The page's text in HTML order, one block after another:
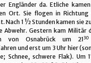
Engländer da. Etliche
Ort. Sie flogen in
Nach 1 ½ Stunden kamen sie
Abwehr. Gestern kam Militär
von Osnabrück um 2130
und erst um 3 Uhr hier
Schnee, schwere Flak). Um